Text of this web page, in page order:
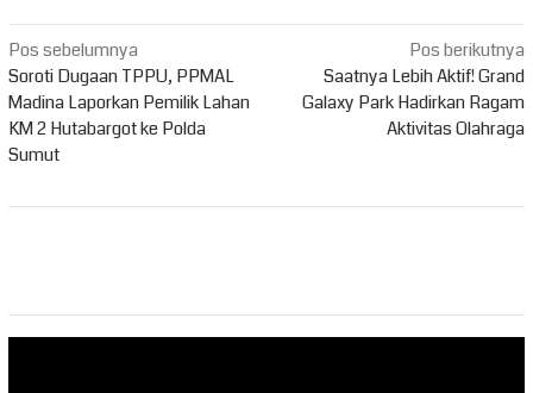
Navigasi
pos
Pos sebelumnya
Soroti Dugaan TPPU, PPMAL
Madina Laporkan Pemilik Lahan
KM 2 Hutabargot ke Polda
Sumut
Pos berikutnya
Saatnya Lebih Aktif! Grand
Galaxy Park Hadirkan Ragam
Aktivitas Olahraga